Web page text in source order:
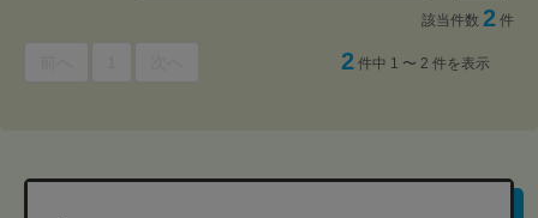
該当件数 2 件
2 件中 1 〜 2 件を表示